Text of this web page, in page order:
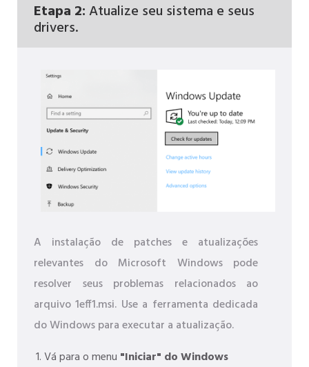
Etapa 2:Atualize seu sistema e seus
drivers.
A instalação de patches e atualizações
relevantes do Microsoft Windows pode
resolver seus problemas relacionados ao
arquivo 1eff1.msi. Use a ferramenta dedicada
do Windows para executar a atualização.
Vá para o menu "Iniciar" do Windows